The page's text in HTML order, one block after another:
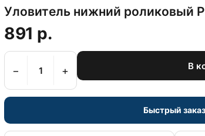
Уловитель нижний роликовый
891 р.
− + В
Быстрый заказ